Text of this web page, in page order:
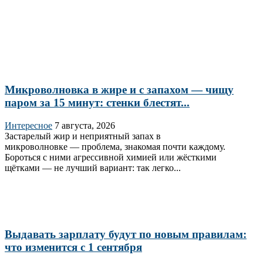
Микроволновка в жире и с запахом — чищу
паром за 15 минут: стенки блестят...
Интересное 7 августа, 2026
Застарелый жир и неприятный запах в
микроволновке — проблема, знакомая почти каждому.
Бороться с ними агрессивной химией или жёсткими
щётками — не лучший вариант: так легко...
Выдавать зарплату будут по новым правилам:
что изменится с 1 сентября